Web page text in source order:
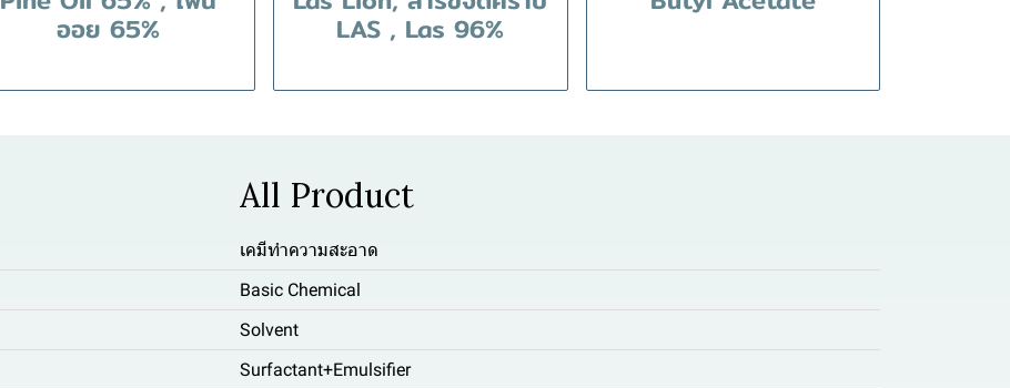
ออย 65% LAS , Las 96%
All Product
เคมีทำความสะอาด
Basic Chemical
Solvent
Surfactant+Emulsifier